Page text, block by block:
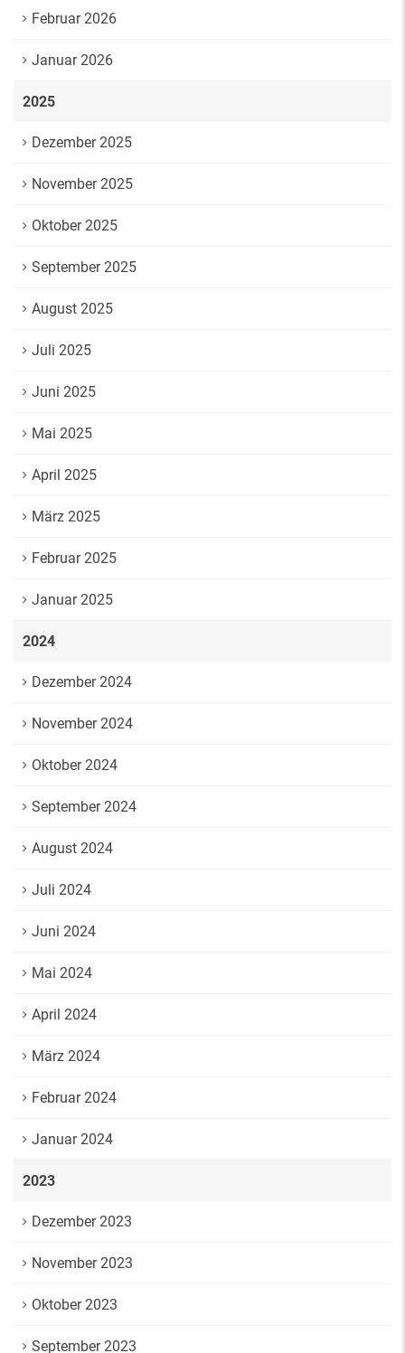
Februar 2026
Januar 2026
2025
Dezember 2025
November 2025
Oktober 2025
September 2025
August 2025
Juli 2025
Juni 2025
Mai 2025
April 2025
März 2025
Februar 2025
Januar 2025
2024
Dezember 2024
November 2024
Oktober 2024
September 2024
August 2024
Juli 2024
Juni 2024
Mai 2024
April 2024
März 2024
Februar 2024
Januar 2024
2023
Dezember 2023
November 2023
Oktober 2023
September 2023